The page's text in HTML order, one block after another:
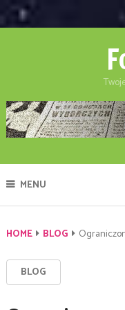
MENU
HOME BLOG
BLOG